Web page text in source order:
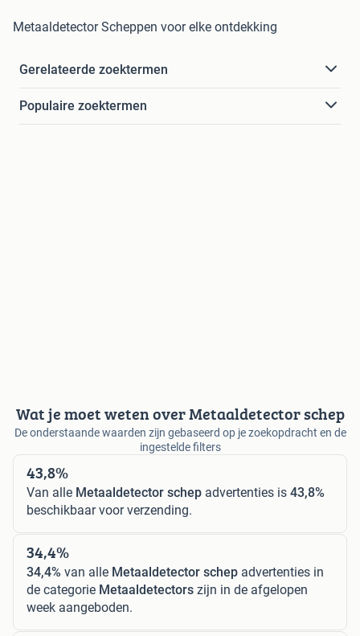
Metaaldetector Scheppen voor elke ontdekking
Gerelateerde zoektermen
Populaire zoektermen
Wat je moet weten over Metaaldetector schep
De onderstaande waarden zijn gebaseerd op je zoekopdracht en de
ingestelde filters
43,8%
Van alle Metaaldetector schep advertenties is 43,8%
beschikbaar voor verzending.
34,4%
34,4% van alle Metaaldetector schep advertenties in
de categorie Metaaldetectors zijn in de afgelopen
week aangeboden.